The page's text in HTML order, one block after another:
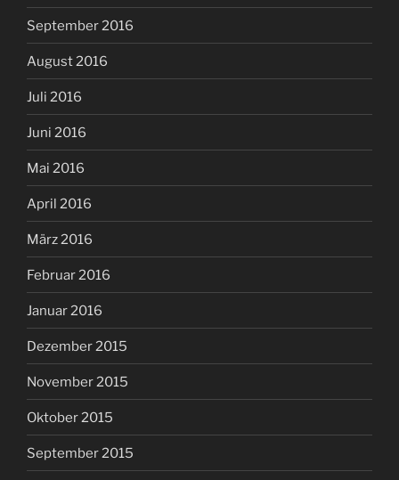
September 2016
August 2016
Juli 2016
Juni 2016
Mai 2016
April 2016
März 2016
Februar 2016
Januar 2016
Dezember 2015
November 2015
Oktober 2015
September 2015